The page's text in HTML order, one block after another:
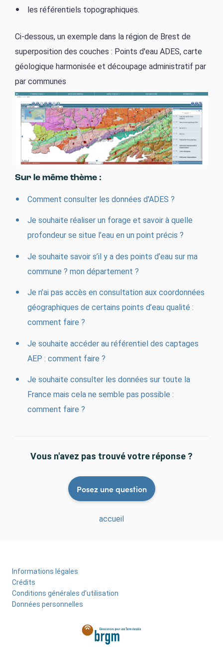
les référentiels topographiques.
Ci-dessous, un exemple dans la région de Brest de
superposition des couches : Points d'eau ADES, carte
géologique harmonisée et découpage administratif par
par communes
Sur le même thème :
Comment consulter les données d'ADES ?
Je souhaite réaliser un forage et savoir à quelle
profondeur se situe l’eau en un point précis ?
Je souhaite savoir s’il y a des points d’eau sur ma
commune ? mon département ?
Je n’ai pas accès en consultation aux coordonnées
géographiques de certains points d’eau qualité :
comment faire ?
Je souhaite accéder au référentiel des captages
AEP : comment faire ?
Je souhaite consulter les données sur toute la
France mais cela ne semble pas possible :
comment faire ?
Vous n'avez pas trouvé votre réponse ?
Posez une question
accueil
Menu
Pied
de
Informations légales
Crédits
Conditions générales d'utilisation
Données personnelles